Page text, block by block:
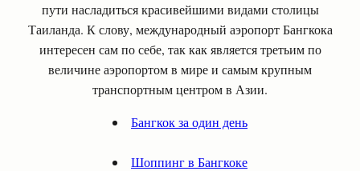
пути насладиться красивейшими видами столицы
Таиланда. К слову, международный аэропорт Бангкока
интересен сам по себе, так как является третьим по
величине аэропортом в мире и самым крупным
транспортным центром в Азии.
Бангкок за один день
Шоппинг в Бангкоке